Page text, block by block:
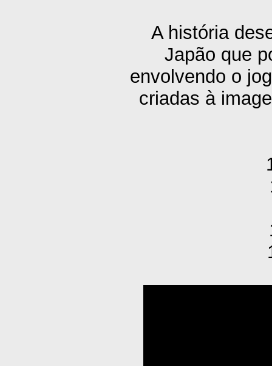
A história
Japão que
envolvendo o
criadas à